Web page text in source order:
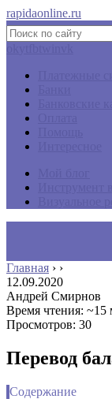
rapidaonline.ru
Главная › ›
12.09.2020
Андрей Смирнов
Время чтения: ~15
Просмотров: 30
Перевод
Содержание